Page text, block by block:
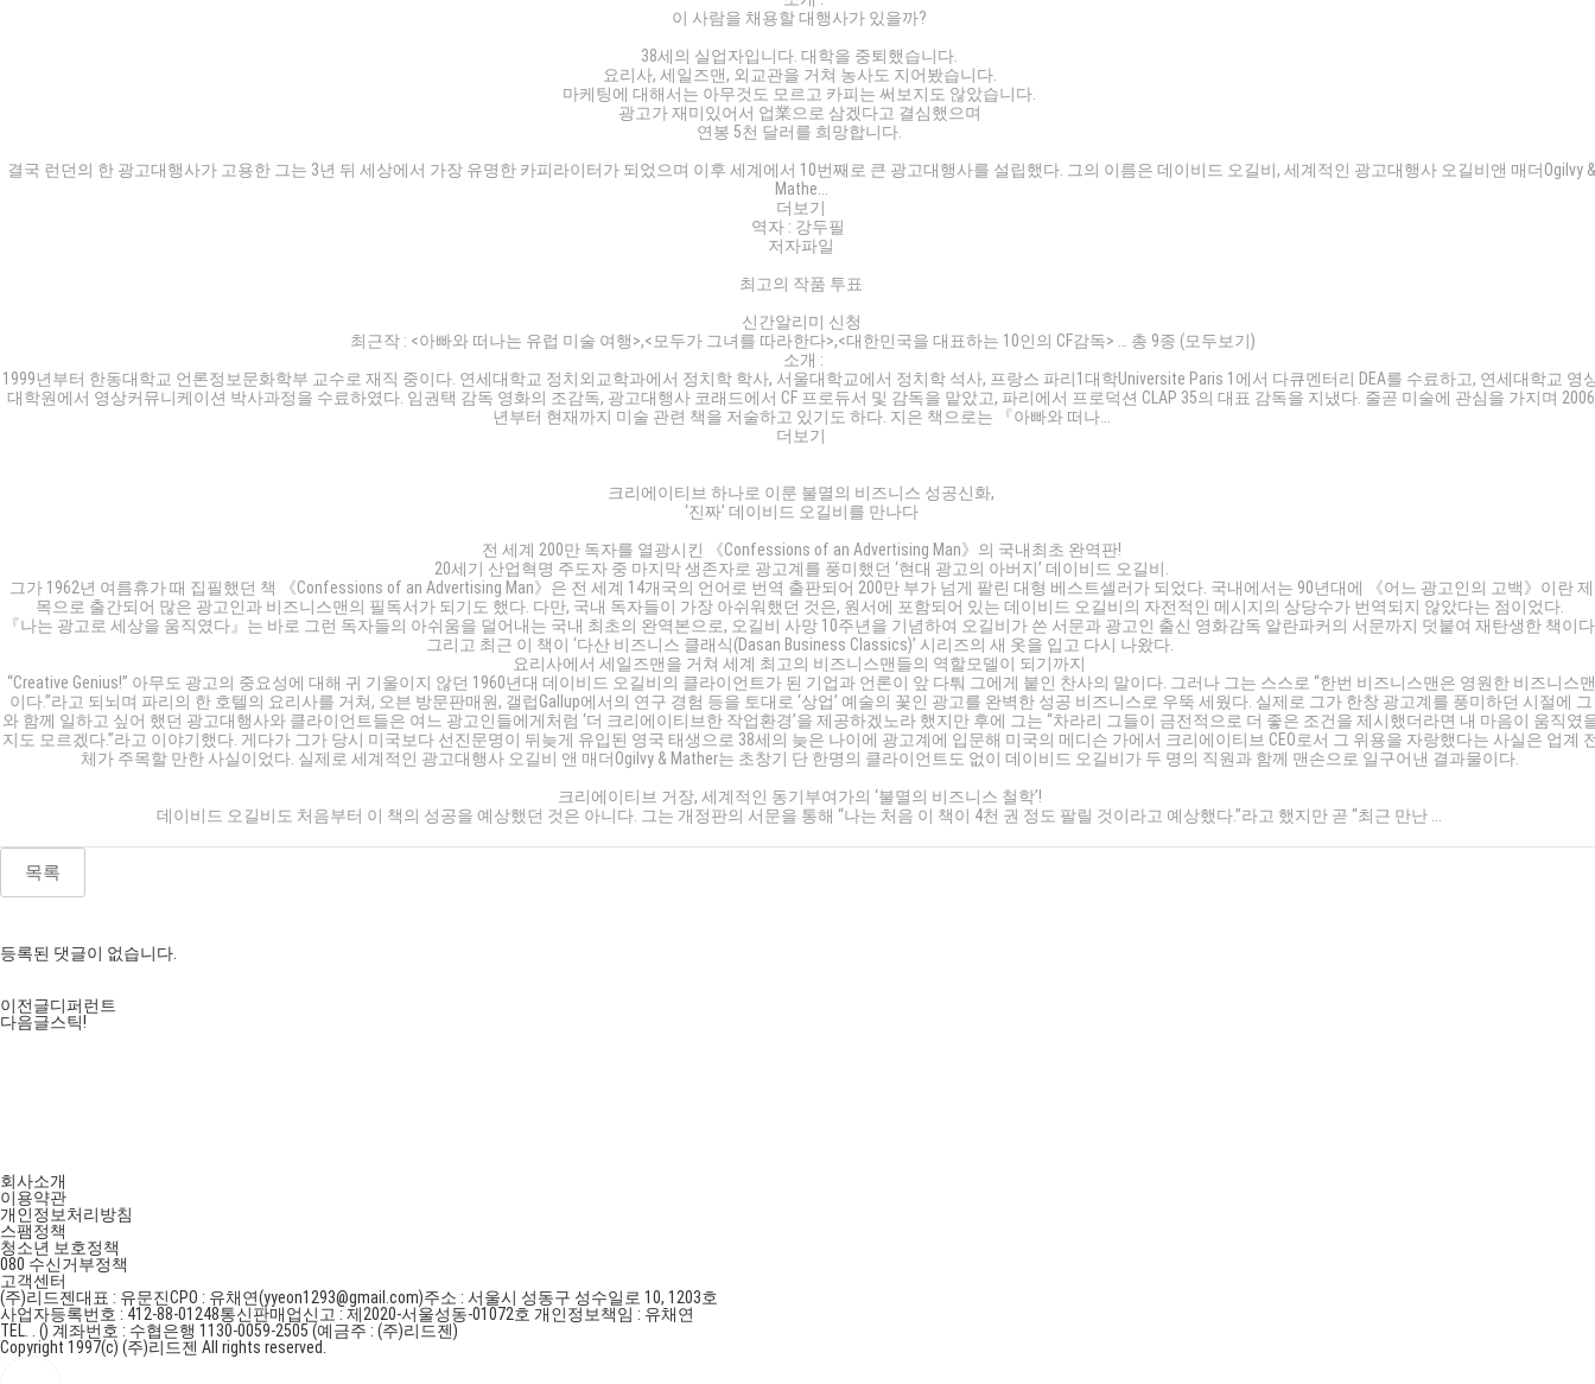
이 사람을 채용할 대행사가 있을까?
38세의 실업자입니다. 대학을 중퇴했습니다.
요리사, 세일즈맨, 외교관을 거쳐 농사도 지어봤습니다.
마케팅에 대해서는 아무것도 모르고 카피는 써보지도 않았습니다.
광고가 재미있어서 업業으로 삼겠다고 결심했으며
연봉 5천 달러를 희망합니다.
결국 런던의 한 광고대행사가 고용한 그는 3년 뒤 세상에서 가장 유명한 카피라이터가 되었으며 이후 세계에서 10번째로 큰 광고대행사를 설립했다. 그의 이름은 데이비드 오길비, 세계적인 광고대행사 오길비앤 매더Ogilvy &
Mathe...
더보기
역자 : 강두필
저자파일
최고의 작품 투표
신간알리미 신청
최근작 : <아빠와 떠나는 유럽 미술 여행>,<모두가 그녀를 따라한다>,<대한민국을 대표하는 10인의 CF감독> … 총 9종 (모두보기)
소개 :
1999년부터 한동대학교 언론정보문화학부 교수로 재직 중이다. 연세대학교 정치외교학과에서 정치학 학사, 서울대학교에서 정치학 석사, 프랑스 파리1대학Universite Paris 1에서 다큐멘터리 DEA를 수료하고, 연세대학교 영
대학원에서 영상커뮤니케이션 박사과정을 수료하였다. 임권택 감독 영화의 조감독, 광고대행사 코래드에서 CF 프로듀서 및 감독을 맡았고, 파리에서 프로덕션 CLAP 35의 대표 감독을 지냈다. 줄곧 미술에 관심을 가지며 2006
년부터 현재까지 미술 관련 책을 저술하고 있기도 하다. 지은 책으로는 『아빠와 떠나...
더보기
크리에이티브 하나로 이룬 불멸의 비즈니스 성공신화,
‘진짜’ 데이비드 오길비를 만나다
전 세계 200만 독자를 열광시킨 《Confessions of an Advertising Man》의 국내최초 완역판!
20세기 산업혁명 주도자 중 마지막 생존자로 광고계를 풍미했던 ‘현대 광고의 아버지’ 데이비드 오길비.
그가 1962년 여름휴가 때 집필했던 책 《Confessions of an Advertising Man》은 전 세계 14개국의 언어로 번역 출판되어 200만 부가 넘게 팔린 대형 베스트셀러가 되었다. 국내에서는 90년대에 《어느 광고인의 고백》이란 제
목으로 출간되어 많은 광고인과 비즈니스맨의 필독서가 되기도 했다. 다만, 국내 독자들이 가장 아쉬워했던 것은, 원서에 포함되어 있는 데이비드 오길비의 자전적인 메시지의 상당수가 번역되지 않았다는 점이었다.
『나는 광고로 세상을 움직였다』는 바로 그런 독자들의 아쉬움을 덜어내는 국내 최초의 완역본으로, 오길비 사망 10주년을 기념하여 오길비가 쓴 서문과 광고인 출신 영화감독 알란파커의 서문까지 덧붙여 재탄생한 책이
그리고 최근 이 책이 ‘다산 비즈니스 클래식(Dasan Business Classics)’ 시리즈의 새 옷을 입고 다시 나왔다.
요리사에서 세일즈맨을 거쳐 세계 최고의 비즈니스맨들의 역할모델이 되기까지
“Creative Genius!” 아무도 광고의 중요성에 대해 귀 기울이지 않던 1960년대 데이비드 오길비의 클라이언트가 된 기업과 언론이 앞 다퉈 그에게 붙인 찬사의 말이다. 그러나 그는 스스로 “한번 비즈니스맨은 영원한 비즈니스맨
이다.”라고 되뇌며 파리의 한 호텔의 요리사를 거쳐, 오븐 방문판매원, 갤럽Gallup에서의 연구 경험 등을 토대로 ‘상업’ 예술의 꽃인 광고를 완벽한 성공 비즈니스로 우뚝 세웠다. 실제로 그가 한창 광고계를 풍미하던 시절에 그
와 함께 일하고 싶어 했던 광고대행사와 클라이언트들은 여느 광고인들에게처럼 ‘더 크리에이티브한 작업환경’을 제공하겠노라 했지만 후에 그는 “차라리 그들이 금전적으로 더 좋은 조건을 제시했더라면 내 마음이 움직였
지도 모르겠다.”라고 이야기했다. 게다가 그가 당시 미국보다 선진문명이 뒤늦게 유입된 영국 태생으로 38세의 늦은 나이에 광고계에 입문해 미국의 메디슨 가에서 크리에이티브 CEO로서 그 위용을 자랑했다는 사실은 업계
체가 주목할 만한 사실이었다. 실제로 세계적인 광고대행사 오길비 앤 매더Ogilvy & Mather는 초창기 단 한명의 클라이언트도 없이 데이비드 오길비가 두 명의 직원과 함께 맨손으로 일구어낸 결과물이다.
크리에이티브 거장, 세계적인 동기부여가의 ‘불멸의 비즈니스 철학’!
데이비드 오길비도 처음부터 이 책의 성공을 예상했던 것은 아니다. 그는 개정판의 서문을 통해 “나는 처음 이 책이 4천 권 정도 팔릴 것이라고 예상했다.”라고 했지만 곧 “최근 만난 ...
목록
등록된 댓글이 없습니다.
이전글디퍼런트
다음글스틱!
회사소개
이용약관
개인정보처리방침
스팸정책
청소년 보호정책
080 수신거부정책
고객센터
(주)리드젠대표 : 유문진CPO : 유채연(yyeon1293@gmail.com)주소 : 서울시 성동구 성수일로 10, 1203호
사업자등록번호 : 412-88-01248통신판매업신고 : 제2020-서울성동-01072호 개인정보책임 : 유채연
TEL. . () 계좌번호 : 수협은행 1130-0059-2505 (예금주 : (주)리드젠)
Copyright 1997(c) (주)리드젠 All rights reserved.